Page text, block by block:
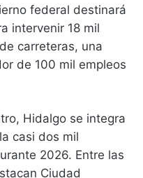
federal destinará
intervenir 18 mil
carreteras, una
de 100 mil empleos
Hidalgo se integra
casi dos mil
2026. Entre las
Ciudad